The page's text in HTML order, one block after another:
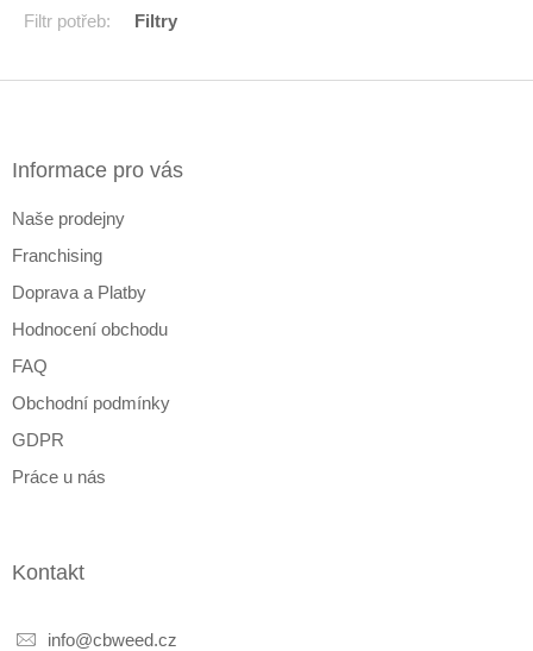
Filtr potřeb: Filtry
Informace pro vás
Naše prodejny
Franchising
Doprava a Platby
Hodnocení obchodu
FAQ
Obchodní podmínky
GDPR
Práce u nás
Kontakt
info@cbweed.cz